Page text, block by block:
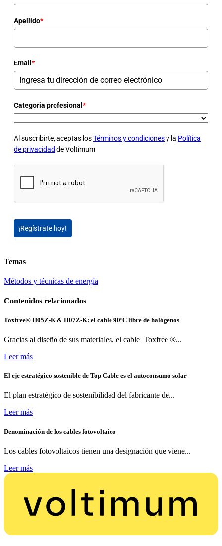
Apellido*
Email *
Categoria profesional *
Al suscribirte, aceptas losTérminos y condicionesy la Política
de privacidad de Voltimum
¡Regístrate hoy!
Temas
Métodos y técnicas de energía
Contenidos relacionados
Toxfree® H05Z-K & H07Z-K: el cable 90ºC libre de halógenos
Gracias al diseño de sus materiales, el cable Toxfree ®...
Leer más
El eje estratégico sostenible de Top Cable es el autoconsumo solar
El plan estratégico de sostenibilidad del fabricante de...
Leer más
Denominación de los cables fotovoltaico
Los cables fotovoltaicos tienen una designación que viene...
Leer más